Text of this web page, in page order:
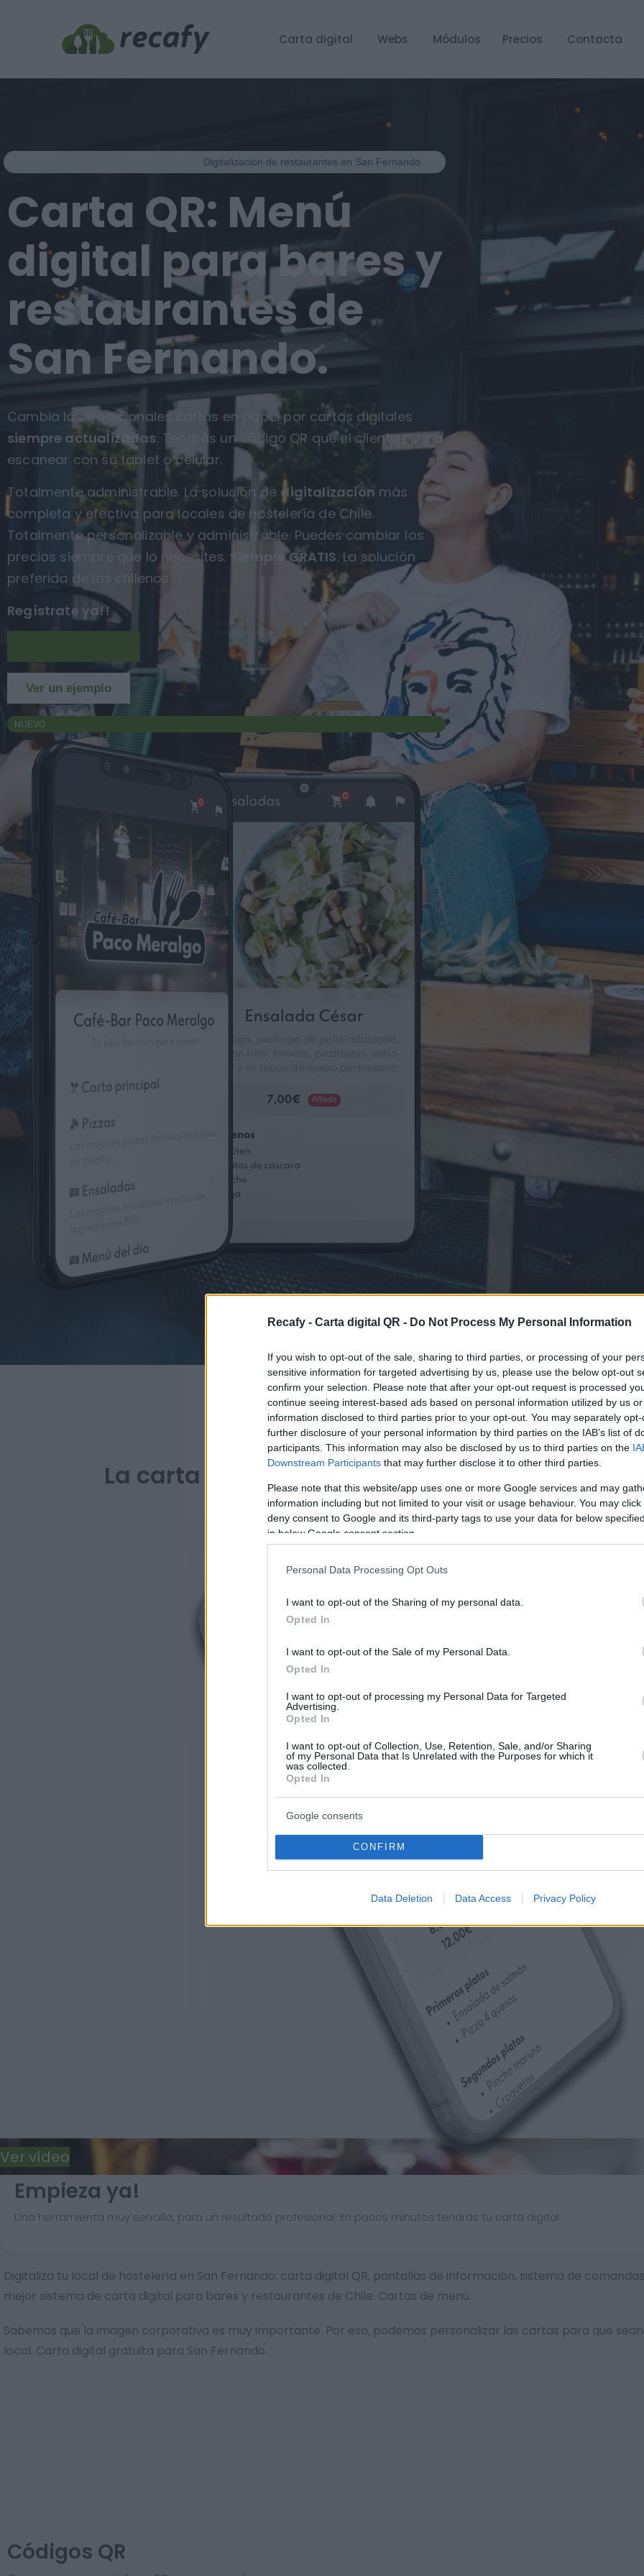
Recafy - Carta digital QR - Do Not Process My Personal Information
If you wish to opt-out of the sale, sharing to third parties, or processing of your
sensitive information for targeted advertising by us, please use the below opt-out
confirm your selection. Please note that after your opt-out request is processed
continue seeing interest-based ads based on personal information utilized by us
information disclosed to third parties prior to your opt-out. You may separately
further disclosure of your personal information by third parties on the IAB’s list of
participants. This information may also be disclosed by us to third parties on the
Downstream Participants that may further disclose it to other third parties.
Please note that this website/app uses one or more Google services and may
information including but not limited to your visit or usage behaviour. You may
deny consent to Google and its third-party tags to use your data for below
in below Google consent section.
Personal Data Processing Opt Outs
I want to opt-out of the Sharing of my personal data.
Opted In
I want to opt-out of the Sale of my Personal Data.
Opted In
I want to opt-out of processing my Personal Data for Targeted
Advertising.
Opted In
I want to opt-out of Collection, Use, Retention, Sale, and/or Sharing
of my Personal Data that Is Unrelated with the Purposes for which it
was collected.
Opted In
Google consents
CONFIRM
Data Deletion Data Access Privacy Policy
Carta digital Webs Módulos Precios Contacta
Digitalización de restaurantes en San Fernando.
Carta QR: Menú
digital para bares y
restaurantes de
San Fernando.
Cambia las tradicionales cartas en papel por cartas digitales
siempre actualizadas. Tendrás un código QR que el cliente podrá
escanear con su tablet o celular.
Totalmente administrable. La solución de digitalización más
completa y efectiva para locales de hostelería de Chile.
Totalmente personalizable y administrable. Puedes cambiar los
precios siempre que lo necesites. Siempre GRATIS. La solución
preferida de los chilenos.
Regístrate ya!!
Ver un ejemplo
NUEVO
PARA BARES Y RESTAURANTES DE LA REGIÓN DE O'HIGGINS
La carta digital definitiva para tu bar o
Empieza ya!
Una herramienta muy sencilla, para un resultado profesional. En pocos minutos tendrás tu carta digital.
Digitaliza tu local de hostelería en San Fernando: carta digital QR, pantallas de información, sistema de
mejor sistema de carta digital para bares y restaurantes de Chile. Cartas de menú.
Sabemos que la imagen corporativa es muy importante. Por eso, podemos personalizar las cartas para que
local. Carta digital gratuita para San Fernando.
Ver vídeo
Códigos QR